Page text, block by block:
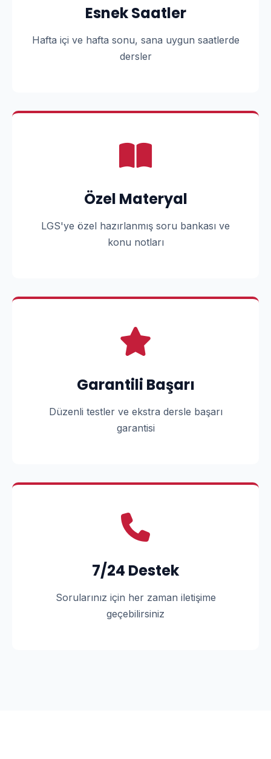
Esnek Saatler
Hafta içi ve hafta sonu, sana uygun saatlerde
dersler
Özel Materyal
LGS'ye özel hazırlanmış soru bankası ve
konu notları
Garantili Başarı
Düzenli testler ve ekstra dersle başarı
garantisi
7/24 Destek
Sorularınız için her zaman iletişime
geçebilirsiniz